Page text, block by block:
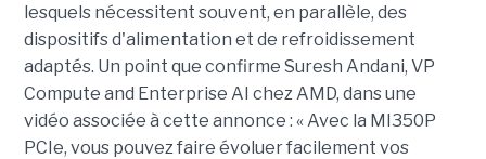
lesquels nécessitent souvent, en parallèle, des
dispositifs d'alimentation et de refroidissement
adaptés. Un point que confirme Suresh Andani, VP
Compute and Enterprise AI chez AMD, dans une
vidéo associée à cette annonce : « Avec la MI350P
PCIe, vous pouvez faire évoluer facilement vos